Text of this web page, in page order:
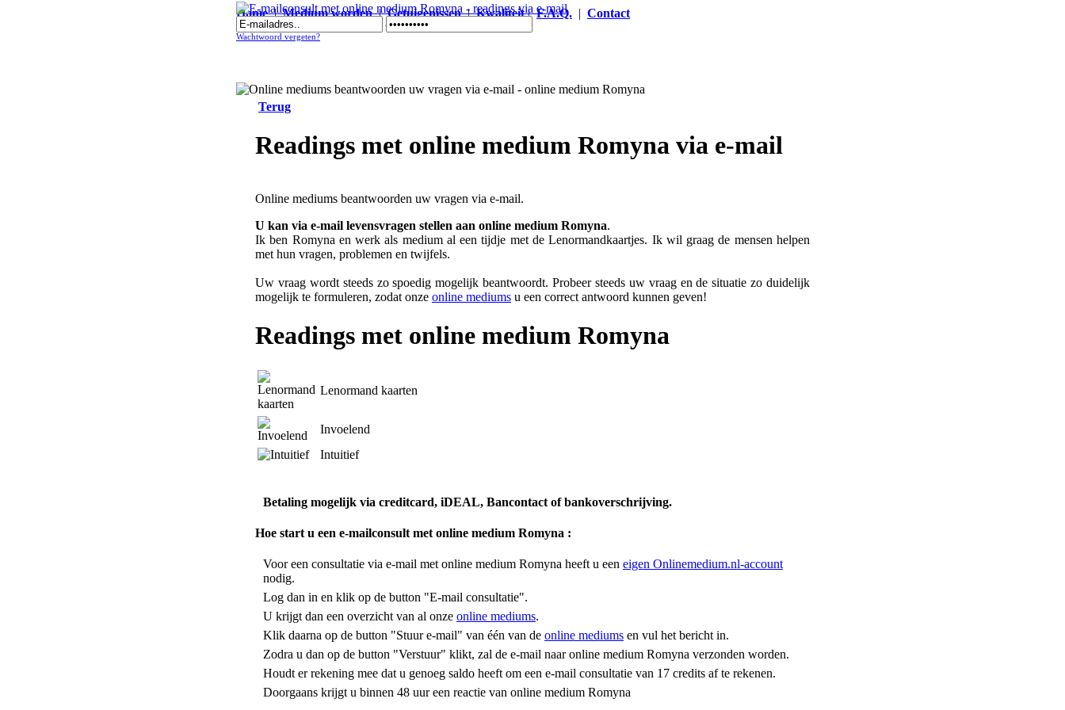
Home|Medium worden|Getuigenissen|Kwaliteit|F.A.Q. | Contact
E-mailconsult met online medium Romyna - readings via e-mail
Wachtwoord vergeten?
Terug
Readings met online medium Romyna via e-mail
Online mediums beantwoorden uw vragen via e-mail.
U kan via e-mail levensvragen stellen aan online medium Romyna.
Ik ben Romyna en werk als medium al een tijdje met de Lenormandkaartjes. Ik wil graag de mensen helpen
met hun vragen, problemen en twijfels.
Uw vraag wordt steeds zo spoedig mogelijk beantwoordt. Probeer steeds uw vraag en de situatie zo duidelijk
mogelijk te formuleren, zodat onze online mediums u een correct antwoord kunnen geven!
Readings met online medium Romyna
Lenormand kaarten
Invoelend
Intuitief
Betaling mogelijk via creditcard, iDEAL, Bancontact of bankoverschrijving.
Hoe start u een e-mailconsult met online medium Romyna :
Voor een consultatie via e-mail met online medium Romyna heeft u een eigen Onlinemedium.nl-account
nodig.
Log dan in en klik op de button "E-mail consultatie".
U krijgt dan een overzicht van al onze online mediums.
Klik daarna op de button "Stuur e-mail" van één van de online mediums en vul het bericht in.
Zodra u dan op de button "Verstuur" klikt, zal de e-mail naar online medium Romyna verzonden worden.
Houdt er rekening mee dat u genoeg saldo heeft om een e-mail consultatie van 17 credits af te rekenen.
Doorgaans krijgt u binnen 48 uur een reactie van online medium Romyna